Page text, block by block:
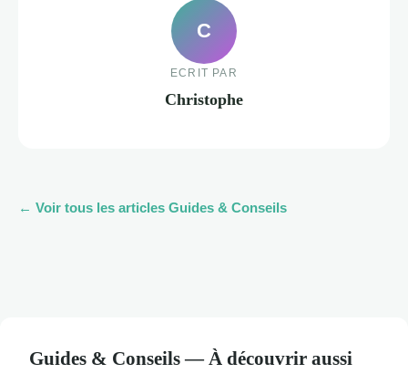
C
ECRIT PAR
Christophe
← Voir tous les articles Guides & Conseils
Guides & Conseils — À découvrir aussi